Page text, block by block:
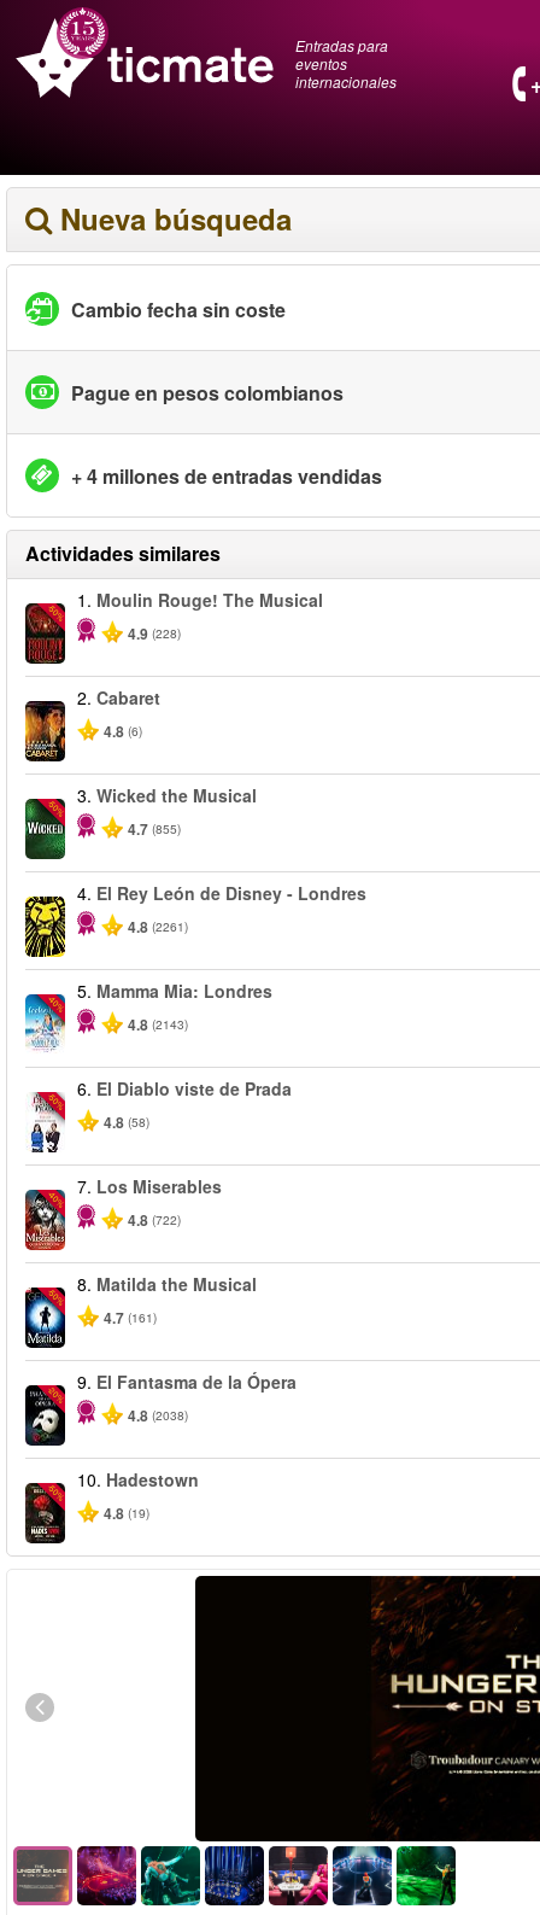
Entradas para
eventos
internacionales
Nueva búsqueda
Cambio fecha sin coste
Pague en pesos colombianos
+ 4 millones de entradas vendidas
Actividades similares
-50%
1. Moulin Rouge! The Musical
4.9 (228)
2. Cabaret
4.8 (6)
-50%
3. Wicked the Musical
4.7 (855)
4. El Rey León de Disney - Londres
4.8 (2261)
-40%
5. Mamma Mia: Londres
4.8 (2143)
-50%
6. El Diablo viste de Prada
4.8 (58)
-40%
7. Los Miserables
4.8 (722)
-50%
8. Matilda the Musical
4.7 (161)
-20%
9. El Fantasma de la Ópera
4.8 (2038)
-50%
10. Hadestown
4.8 (19)